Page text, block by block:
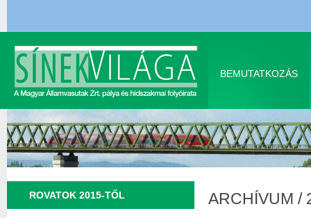
BEMUTATKOZÁS
ROVATOK 2015-TŐL ARCHÍVUM /